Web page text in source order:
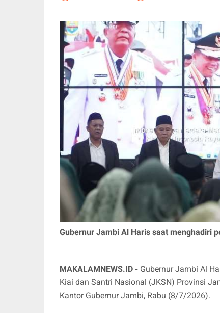
Gubernur Jambi Al Haris saat menghadiri
MAKALAMNEWS.ID - Gubernur Jambi Al
Kiai dan Santri Nasional (JKSN) Provinsi
Kantor Gubernur Jambi, Rabu (8/7/2026).